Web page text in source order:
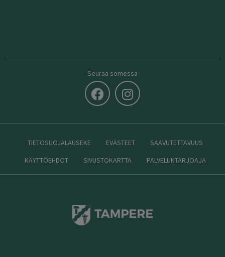
Seuraa somessa
TIETOSUOJALAUSEKE EVÄSTEET
SAAVUTETTAVUUS
KÄYTTÖEHDOT
SIVUSTOKARTTA PALVELUNTARJOAJA